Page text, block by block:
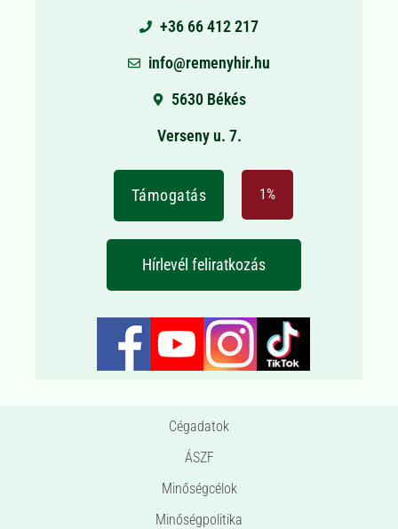
+36 66 412 217
info@remenyhir.hu
5630 Békés
Verseny u. 7.
Támogatás 1%
Hírlevél feliratkozás
Cégadatok
ÁSZF
Minőségcélok
Minőségpolitika